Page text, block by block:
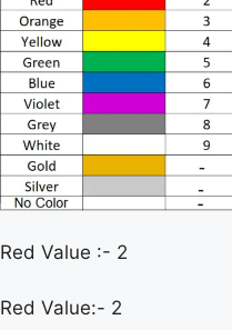
Red Value :- 2
Red Value:- 2